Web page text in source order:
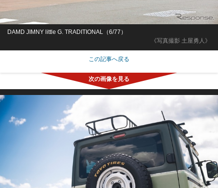
《写真撮影 土屋勇人》
DAMD JIMNY little G. TRADITIONAL（6/77）
この記事へ戻る